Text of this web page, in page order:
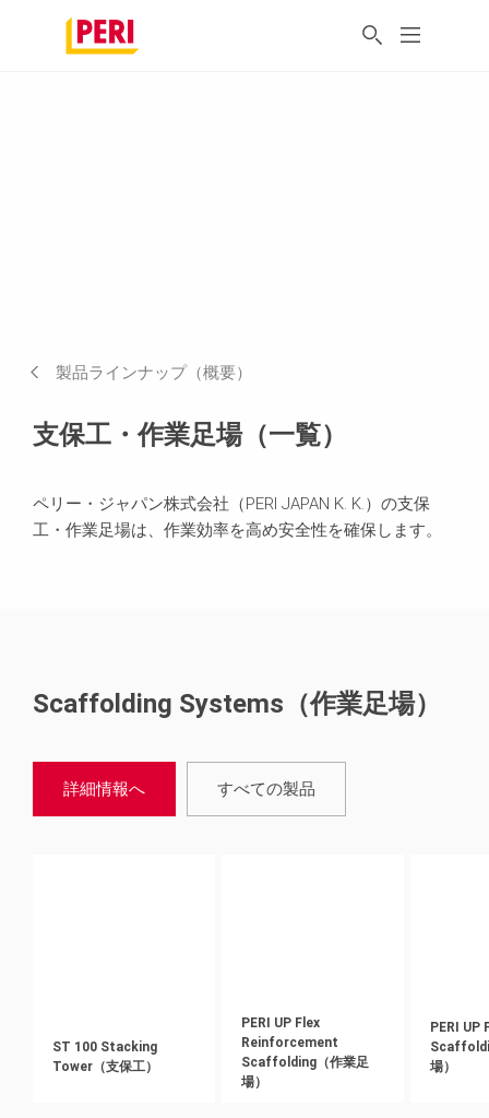
製品ラインナップ（概要）
支保工・作業足場（一覧）
ペリー・ジャパン株式会社（PERI JAPAN K. K.）の支保
工・作業足場は、作業効率を高め安全性を確保します。
Scaffolding Systems（作業足場）
詳細情報へ すべての製品
ST 100 Stacking
Tower（支保工）
PERI UP Flex
Reinforcement
Scaffolding（作業足
場）
PERI UP
場）